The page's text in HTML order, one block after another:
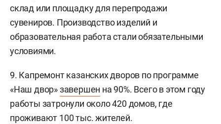
склад или площадку для перепродажи
сувениров. Производство изделий и
образовательная работа стали обязательными
условиями.
9. Капремонт казанских дворов по программе
«Наш двор»завершен на 90%. Всего в этом году
работы затронули около 420 домов, где
проживают 100 тыс. жителей.